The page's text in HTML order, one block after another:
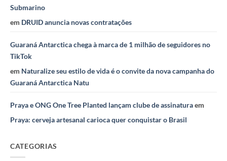
Submarino
em DRUID anuncia novas contratações
Guaraná Antarctica chega à marca de 1 milhão de seguidores no
TikTok
em Naturalize seu estilo de vida é o convite da nova campanha do
Guaraná Antarctica Natu
Praya e ONG One Tree Planted lançam clube de assinaturaem
Praya: cerveja artesanal carioca quer conquistar o Brasil
CATEGORIAS